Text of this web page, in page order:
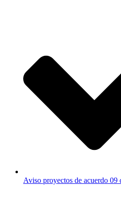
Aviso proyectos de acuerdo